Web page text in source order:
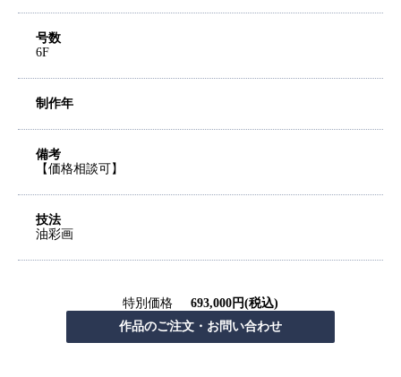
号数
6F
制作年
備考
【価格相談可】
技法
油彩画
特別価格 693,000円(税込)